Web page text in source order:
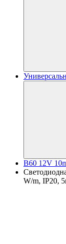
B60 12V
W/m, IP20,